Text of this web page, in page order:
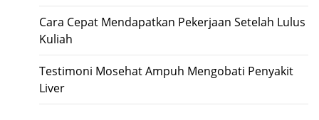
Cara Cepat Mendapatkan Pekerjaan Setelah Lulus
Kuliah
Testimoni Mosehat Ampuh Mengobati Penyakit
Liver